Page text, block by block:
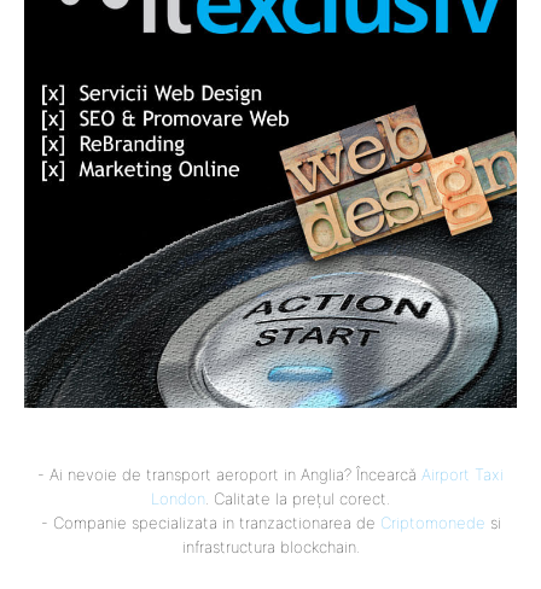
- Ai nevoie de transport aeroport in Anglia? Încearcă Airport Taxi
London. Calitate la prețul corect.
- Companie specializata in tranzactionarea de Criptomonede si
infrastructura blockchain.